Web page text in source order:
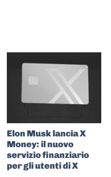
Elon Musk lancia X
Money: il nuovo
servizio finanziario
per gli utenti di X